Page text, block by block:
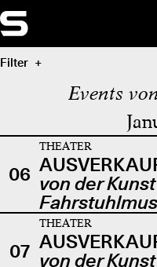
Filter
Events
06
THEATER
von der
07
THEATER
von der